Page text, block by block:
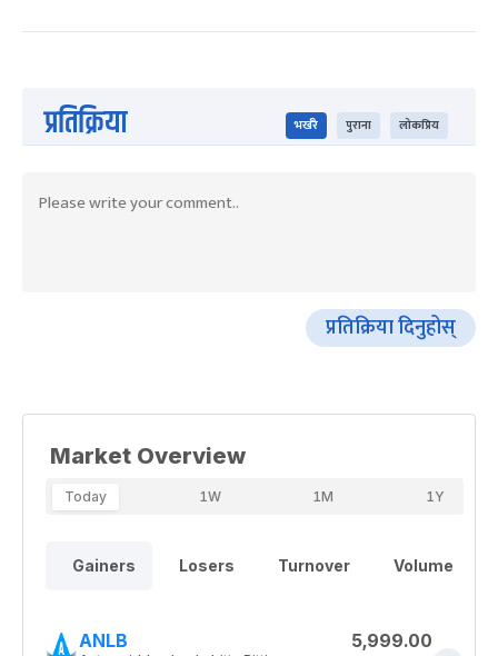
प्रतिक्रिया भर्खरै पुराना लोकप्रिय
प्रतिक्रिया दिनुहोस्